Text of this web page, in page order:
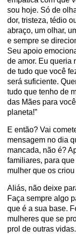
sou hoje. Só de
dor, tristeza, tédio
abraço, um olhar,
e sempre se
Seu apoio
de amor. Eu queria
de tudo que você
será suficiente.
tudo que tenho de
das Mães para
planeta!”
E então? Vai
mensagem no dia
mancada, não é?
familiares, para
mulher que os
Aliás, não deixe
Faça sempre algo
que é a sua base.
mulheres que se
prol de outras vidas.